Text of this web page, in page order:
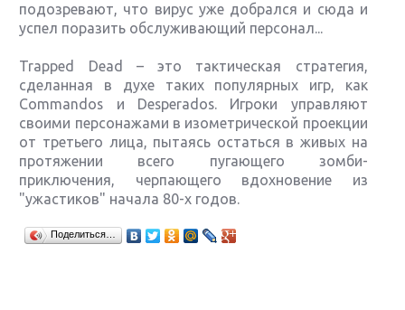
подозревают, что вирус уже добрался и сюда и
успел поразить обслуживающий персонал...
Trapped Dead – это тактическая стратегия,
сделанная в духе таких популярных игр, как
Commandos и Desperados. Игроки управляют
своими персонажами в изометрической проекции
от третьего лица, пытаясь остаться в живых на
протяжении всего пугающего зомби-
приключения, черпающего вдохновение из
"ужастиков" начала 80-х годов.
Поделиться…
Крупнейшие релизы мая: Nintendo, Microsoft и
Sony